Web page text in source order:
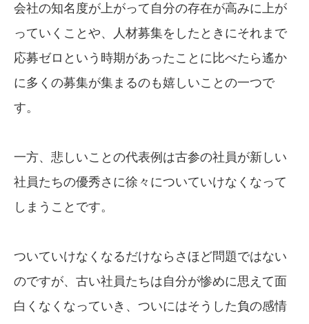
会社の知名度が上がって自分の存在が高みに上が
っていくことや、人材募集をしたときにそれまで
応募ゼロという時期があったことに比べたら遙か
に多くの募集が集まるのも嬉しいことの一つで
す。
一方、悲しいことの代表例は古参の社員が新しい
社員たちの優秀さに徐々についていけなくなって
しまうことです。
ついていけなくなるだけならさほど問題ではない
のですが、古い社員たちは自分が惨めに思えて面
白くなくなっていき、ついにはそうした負の感情